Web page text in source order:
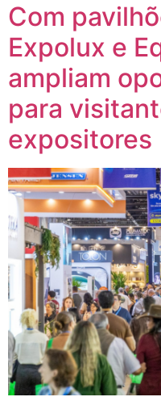
Com
Expolux e
ampliam
para
expositores